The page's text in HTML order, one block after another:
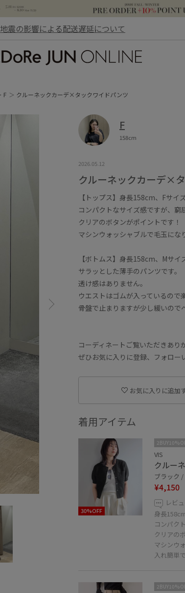
地震の影響による配送遅延について
F クルーネックカーデ×タックワイドパンツ
F
158cm
2026.05.12
クルーネックカーデ×
【トップス】身長158cm、Fサイ
コンパクトなサイズ感ですが、窮
クリアのボタンがポイントです！
マシンウォッシャブルで毛玉にな
【ボトムス】身長158cm、Mサイ
サラッとした薄手のパンツです。
透け感はありません。
ウエストはゴムが入っているので
骨盤で止まりますが少し緩いので
コーディネートご覧いただきあり
ぜひお気に入りに登録、フォロ
お気に入りに追加
着用アイテム
30%OFF
VIS
クルー
ブラック /
¥4,150
レビ
身長
コンパク
クリアの
マシンウ
入れ簡単